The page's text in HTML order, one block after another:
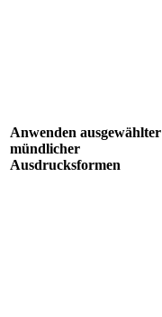
Anwenden ausgewählter
mündlicher
Ausdrucksformen